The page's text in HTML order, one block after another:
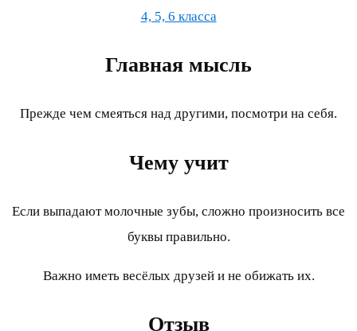
4, 5, 6 класса
Главная мысль
Прежде чем смеяться над другими, посмотри на себя.
Чему учит
Если выпадают молочные зубы, сложно произносить все
буквы правильно.
Важно иметь весёлых друзей и не обижать их.
Отзыв